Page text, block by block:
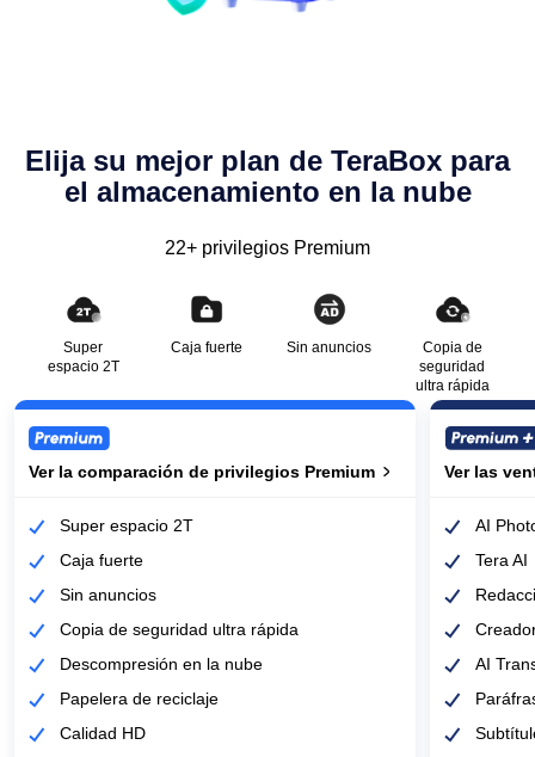
Elija su mejor plan de TeraBox para
el almacenamiento en la nube
22+ privilegios Premium
Super
espacio 2T
Caja fuerte Sin anuncios
Copia de
seguridad
ultra rápida
Ver la comparación de privilegios Premium
Ver la comparación de privilegios Premium
Super espacio 2T
Caja fuerte
Sin anuncios
Copia de seguridad ultra rápida
Descompresión en la nube
Papelera de reciclaje
Calidad HD
Ver las
Ver las
AI
Tera AI
AI